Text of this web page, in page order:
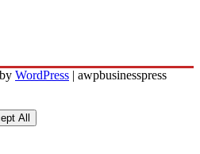
WordPress | awpbusinesspress
All